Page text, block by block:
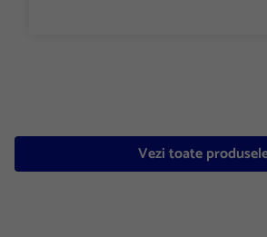
Vezi toate